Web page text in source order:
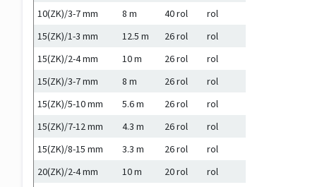
10(ZK)/3-7 mm
8 m 40 rol
rol
15(ZK)/1-3 mm
12.5 m 26 rol
rol
15(ZK)/2-4 mm
10 m 26 rol
rol
15(ZK)/3-7 mm
8 m 26 rol
rol
15(ZK)/5-10 mm
5.6 m 26 rol
rol
15(ZK)/7-12 mm
4.3 m 26 rol
rol
15(ZK)/8-15 mm
3.3 m 26 rol
rol
20(ZK)/2-4 mm
10 m 20 rol
rol